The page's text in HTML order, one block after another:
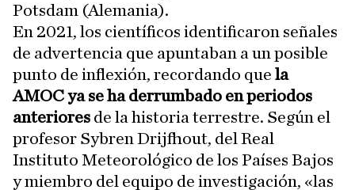
Potsdam (Alemania).
En 2021, los científicos identificaron señales
de advertencia que apuntaban a un posible
punto de inflexión, recordando que la
AMOC ya se ha derrumbado en periodos
anteriores de la historia terrestre. Según el
profesor Sybren Drijfhout, del Real
Instituto Meteorológico de los Países Bajos
y miembro del equipo de investigación, «las